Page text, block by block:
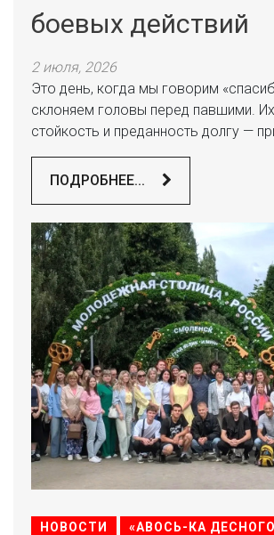
боевых действий
2 июля, 2026
Это день, когда мы говорим
склоняем головы перед павшими.
стойкость и преданность долгу —
ПОДРОБНЕЕ...
НОВОСТИ «АВОСЬ-КА